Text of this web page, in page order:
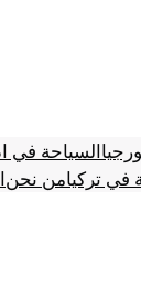
السياحة في
في تركيامن نحن